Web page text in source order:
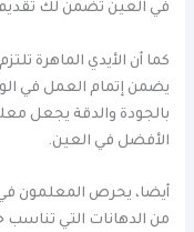
في العين تضمن لك
كما أن الأيدي الماهرة
يضمن إتمام العمل في
بالجودة والدقة يجعل
الأفضل في العين.
أيضا، يحرص المعلمون في
من الدهانات التي تناسب